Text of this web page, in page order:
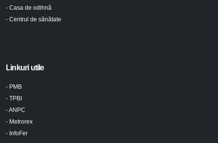
- Casa de odihnă
- Centrul de sănătate
Linkuri utile
- PMB
- TPBI
- ANPC
- Metrorex
- InfoFer